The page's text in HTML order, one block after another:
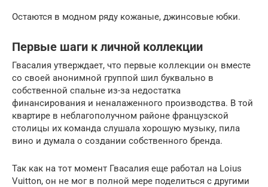
Остаются в модном ряду кожаные, джинсовые юбки.
Первые шаги к личной коллекции
Гвасалия утверждает, что первые коллекции он вместе
со своей анонимной группой шил буквально в
собственной спальне из-за недостатка
финансирования и неналаженного производства. В той
квартире в неблагополучном районе французской
столицы их команда слушала хорошую музыку, пила
вино и думала о создании собственного бренда.
Так как на тот момент Гвасалия еще работал на Loius
Vuitton, он не мог в полной мере поделиться с другими